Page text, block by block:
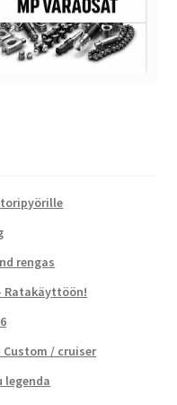
rengas
Ratakäyttöön!
Custom / cruiser
legenda